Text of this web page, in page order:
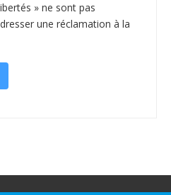
» ne sont pas
une réclamation à la